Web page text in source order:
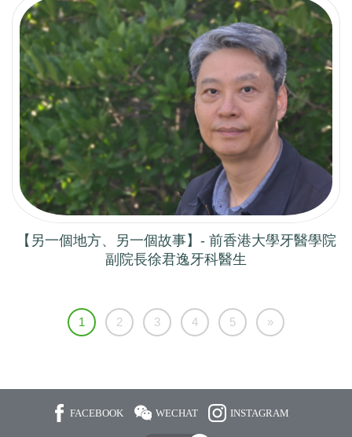
【另一個地方、另一個故事】- 前香港大學牙醫學院
副院長徐君逸牙科醫生
1 2 3 4 5 »
FACEBOOK WECHAT INSTAGRAM